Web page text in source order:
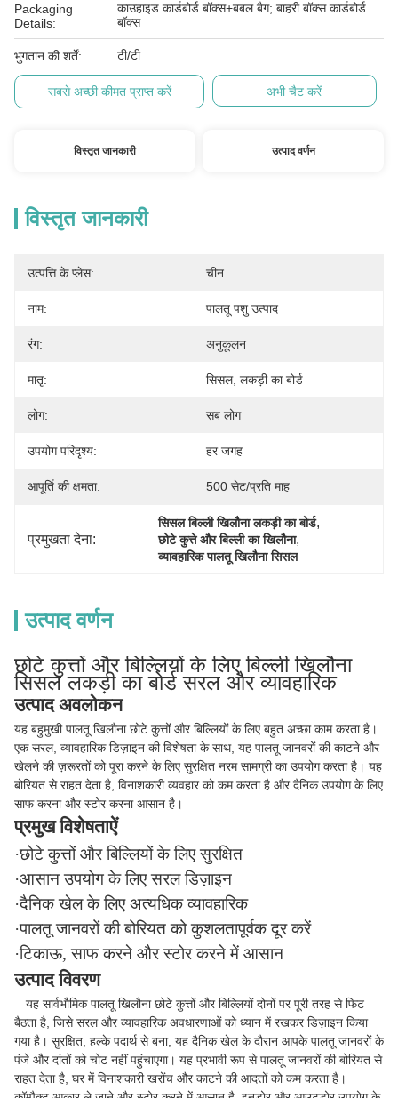
Packaging
Details:
काउहाइड कार्डबोर्ड बॉक्स+बबल बैग; बाहरी बॉक्स कार्डबोर्ड
बॉक्स
भुगतान की शर्तें: टी/टी
सबसे अच्छी कीमत प्राप्त करें अभी चैट करें
विस्तृत जानकारी उत्पाद वर्णन
विस्तृत जानकारी
उत्पत्ति के प्लेस: चीन
नाम: पालतू पशु उत्पाद
रंग: अनुकूलन
मातृ: सिसल, लकड़ी का बोर्ड
लोग: सब लोग
उपयोग परिदृश्य: हर जगह
आपूर्ति की क्षमता: 500 सेट/प्रति माह
प्रमुखता देना:
सिसल बिल्ली खिलौना लकड़ी का बोर्ड,
छोटे कुत्ते और बिल्ली का खिलौना,
व्यावहारिक पालतू खिलौना सिसल
उत्पाद वर्णन
छोटे कुत्तों और बिल्लियों के लिए बिल्ली खिलौना
सिसल लकड़ी का बोर्ड सरल और व्यावहारिक
उत्पाद अवलोकन
यह बहुमुखी पालतू खिलौना छोटे कुत्तों और बिल्लियों के लिए बहुत अच्छा काम करता है।
एक सरल, व्यावहारिक डिज़ाइन की विशेषता के साथ, यह पालतू जानवरों की काटने और
खेलने की ज़रूरतों को पूरा करने के लिए सुरक्षित नरम सामग्री का उपयोग करता है। यह
बोरियत से राहत देता है, विनाशकारी व्यवहार को कम करता है और दैनिक उपयोग के लिए
साफ करना और स्टोर करना आसान है।
प्रमुख विशेषताऐं
·छोटे कुत्तों और बिल्लियों के लिए सुरक्षित
·आसान उपयोग के लिए सरल डिज़ाइन
·दैनिक खेल के लिए अत्यधिक व्यावहारिक
·पालतू जानवरों की बोरियत को कुशलतापूर्वक दूर करें
·टिकाऊ, साफ करने और स्टोर करने में आसान
उत्पाद विवरण
यह सार्वभौमिक पालतू खिलौना छोटे कुत्तों और बिल्लियों दोनों पर पूरी तरह से फिट
बैठता है, जिसे सरल और व्यावहारिक अवधारणाओं को ध्यान में रखकर डिज़ाइन किया
गया है। सुरक्षित, हल्के पदार्थ से बना, यह दैनिक खेल के दौरान आपके पालतू जानवरों के
पंजे और दांतों को चोट नहीं पहुंचाएगा। यह प्रभावी रूप से पालतू जानवरों की बोरियत से
राहत देता है, घर में विनाशकारी खरोंच और काटने की आदतों को कम करता है।